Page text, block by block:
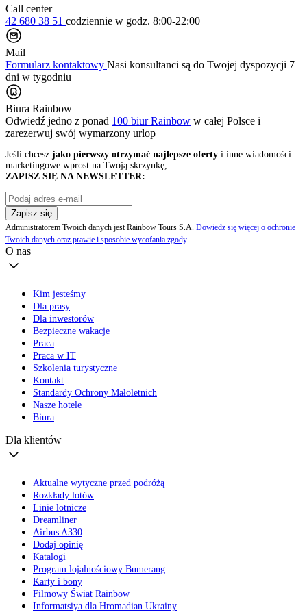
Call center
42 680 38 51 codziennie w godz. 8:00-22:00
Mail
Formularz kontaktowy Nasi konsultanci są do Twojej dyspozycji 7
dni w tygodniu
Biura Rainbow
Odwiedź jedno z ponad 100 biur Rainbow w całej Polsce i
zarezerwuj swój wymarzony urlop
Jeśli chcesz jako pierwszy otrzymać najlepsze oferty i inne wiadomości
marketingowe wprost na Twoją skrzynkę,
ZAPISZ SIĘ NA NEWSLETTER:
Zapisz się
Administratorem Twoich danych jest Rainbow Tours S.A. Dowiedz się więcej o ochronie
Twoich danych oraz prawie i sposobie wycofania zgody.
O nas
Kim jesteśmy
Dla prasy
Dla inwestorów
Bezpieczne wakacje
Praca
Praca w IT
Szkolenia turystyczne
Kontakt
Standardy Ochrony Małoletnich
Nasze hotele
Biura
Dla klientów
Aktualne wytyczne przed podróżą
Rozkłady lotów
Linie lotnicze
Dreamliner
Airbus A330
Dodaj opinię
Katalogi
Program lojalnościowy Bumerang
Karty i bony
Filmowy Świat Rainbow
Informatsiya dla Hromadian Ukrainy